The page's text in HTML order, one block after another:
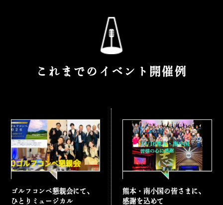
これまでのイベント開催例
ゴルフコンペ懇親会にて、
ひとりミュージカル
熊本・南小国の皆さまに、
感謝を込めて